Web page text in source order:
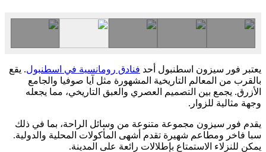
يعتبر فور سيزون اسطنبول أحد فنادق رومانسية في اسطنبول. يقع
بالقرب من المعالم التاريخية المشهورة مثل آيا صوفيا والجامع
الأزرق. يجمع بين التصميم العصري والعبق التاريخي، مما يجعله
وجهة مثالية للزوار.
يقدم فور سيزون مجموعة متنوعة من وسائل الراحة، بما في ذلك
سبا فاخر ومطاعم شهيرة تقدم أشهى المأكولات المحلية والدولية.
يمكن للنزلاء الاستمتاع بإطلالات رائعة على المدينة.